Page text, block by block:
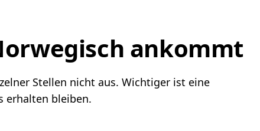
ankommt
Stellen nicht aus. Wichtiger ist eine
erhalten bleiben.